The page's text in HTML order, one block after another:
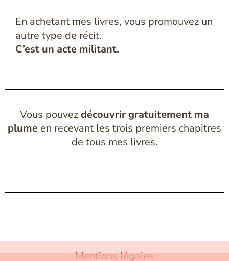
En achetant mes livres, vous promouvez un
autre type de récit.
C’est un acte militant.
Vous pouvezdécouvrir gratuitement ma
plume en recevant les trois premiers chapitres
de tous mes livres.
Mentions légales